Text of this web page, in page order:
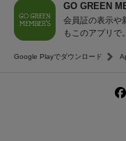
GO GREEN
会員証の表示や
もこのアプリで。
Google Playでダウンロード